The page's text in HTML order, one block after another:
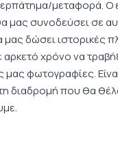
μεταφορά. Ο
μας συνοδεύσει σε
μας δώσει ιστορικές
αρκετό χρόνο να
μας φωτογραφίες.
διαδρομή που θα